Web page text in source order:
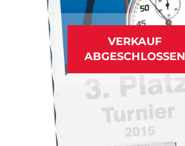
VERKAUF
ABGESCHLOSSEN